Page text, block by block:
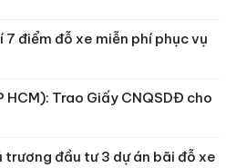
7 điểm đỗ xe miễn phí phục vụ
Trao Giấy CNQSDĐ cho
trương đầu tư 3 dự án bãi đỗ xe